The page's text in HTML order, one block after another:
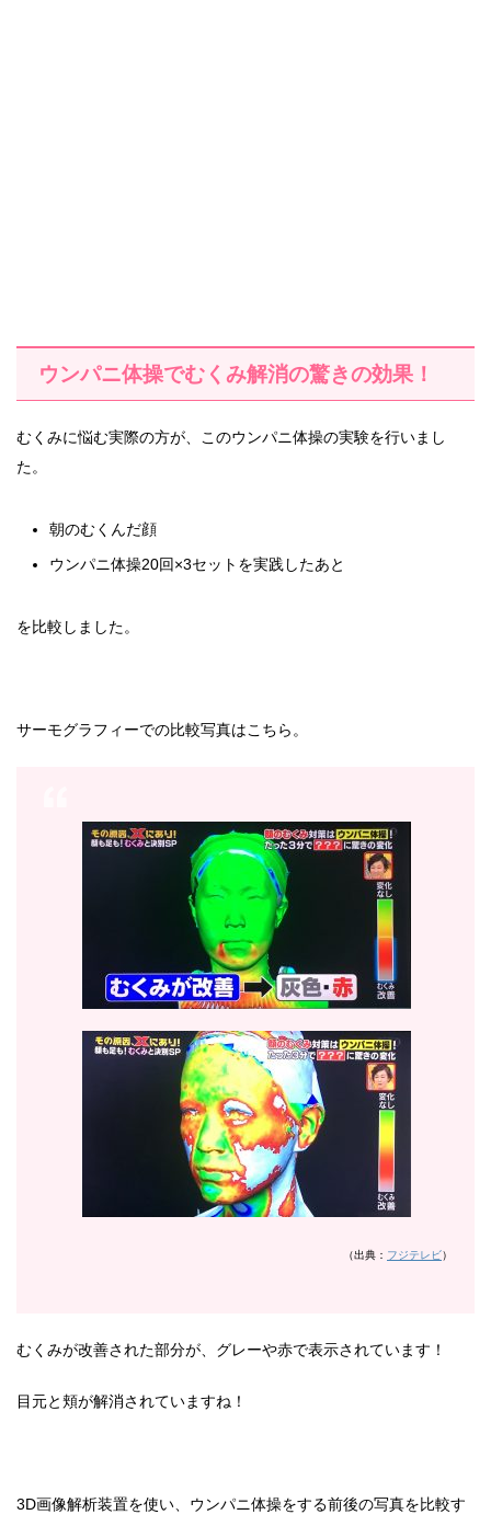
ウンパニ体操でむくみ解消の驚きの効果！
むくみに悩む実際の方が、このウンパニ体操の実験を行いまし
た。
朝のむくんだ顔
ウンパニ体操20回×3セットを実践したあと
を比較しました。
サーモグラフィーでの比較写真はこちら。
（出典： フジテレビ）
むくみが改善された部分が、グレーや赤で表示されています！
目元と頬が解消されていますね！
3D画像解析装置を使い、ウンパニ体操をする前後の写真を比較す